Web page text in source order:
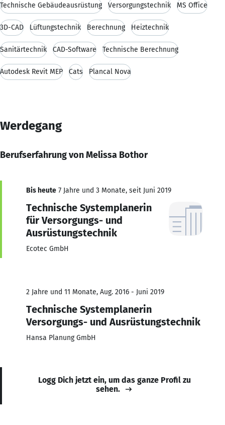
Technische Gebäudeausrüstung Versorgungstechnik MS Office
3D-CAD Lüftungstechnik Berechnung Heiztechnik
Sanitärtechnik CAD-Software Technische Berechnung
Autodesk Revit MEP Cats Plancal Nova
Werdegang
Berufserfahrung von Melissa Bothor
Bis heute 7 Jahre und 3 Monate, seit Juni 2019
Technische Systemplanerin
für Versorgungs- und
Ausrüstungstechnik
Ecotec GmbH
2 Jahre und 11 Monate, Aug. 2016 - Juni 2019
Technische Systemplanerin
Versorgungs- und Ausrüstungstechnik
Hansa Planung GmbH
Logg Dich jetzt ein, um das ganze Profil zu
sehen.